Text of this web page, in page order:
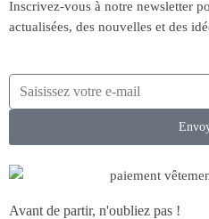
Inscrivez-vous à notre newsletter
actualisées, des nouvelles et des
Avant de partir, n'oubliez pas !